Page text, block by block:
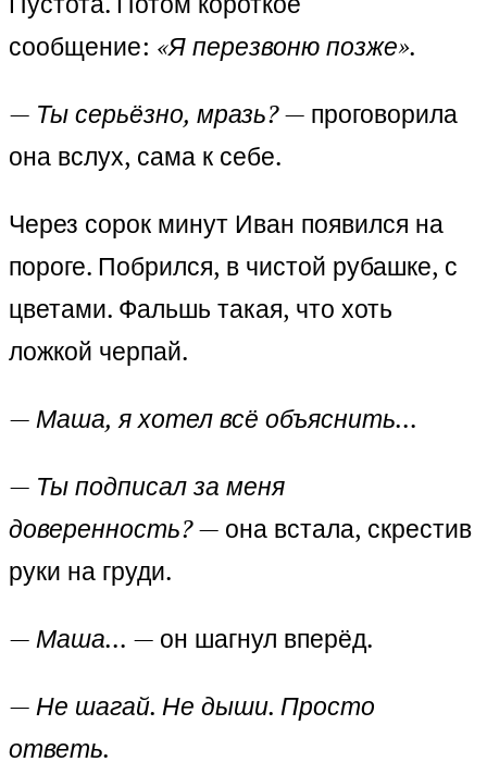
сообщение: «Я перезвоню позже».
— Ты серьёзно, мразь?— проговорила
она вслух, сама к себе.
Через сорок минут Иван появился на
пороге. Побрился, в чистой рубашке, с
цветами. Фальшь такая, что хоть
ложкой черпай.
—Маша, я хотел всё объяснить…
— Ты подписал за меня
доверенность?— она встала, скрестив
руки на груди.
—Маша… — он шагнул вперёд.
—Не шагай. Не дыши. Просто
ответь.